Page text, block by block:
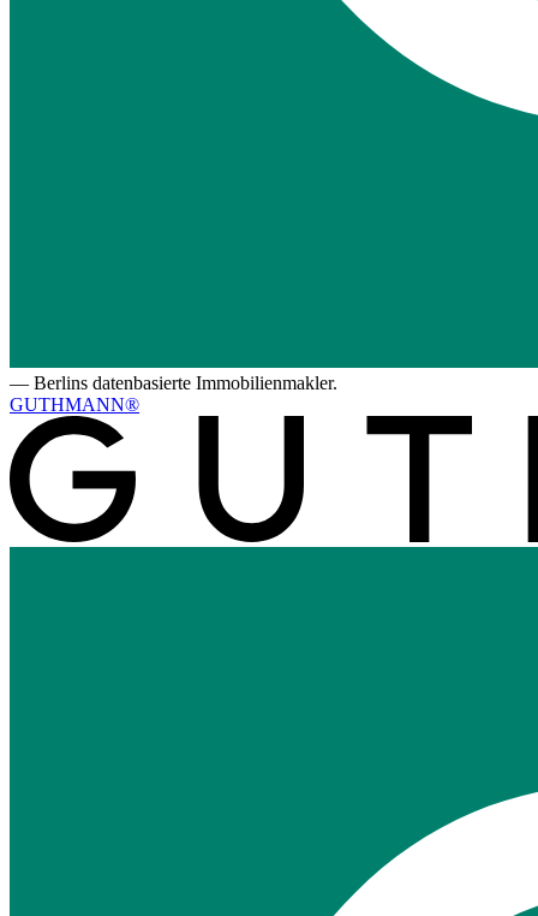
— Berlins datenbasierte Immobilienmakler.
GUTHMANN®